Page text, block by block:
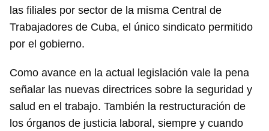
las filiales por sector de la misma Central de
Trabajadores de Cuba, el único sindicato permitido
por el gobierno.
Como avance en la actual legislación vale la pena
señalar las nuevas directrices sobre la seguridad y
salud en el trabajo. También la restructuración de
los órganos de justicia laboral, siempre y cuando